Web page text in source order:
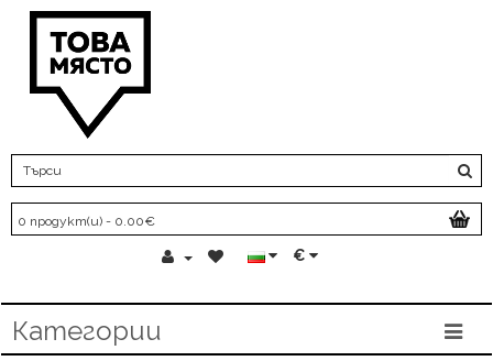
0 продукт(и) - 0.00€
€
Категории